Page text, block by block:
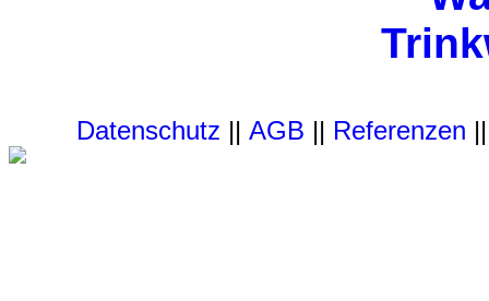
Datenschutz || AGB || Referenzen